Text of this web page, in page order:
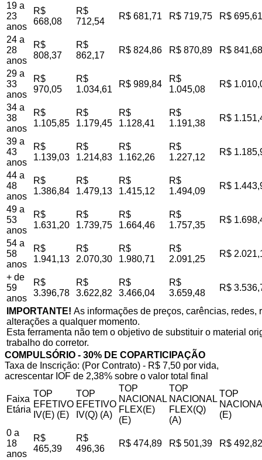
19 a
23
anos
R$
668,08
R$
712,54
R$ 681,71 R$ 719,75 R$ 695,61
24 a
28
anos
R$
808,37
R$
862,17
R$ 824,86 R$ 870,89 R$ 841,68
29 a
33
anos
R$
970,05
R$
1.034,61
R$ 989,84
R$
1.045,08
R$
34 a
38
anos
R$
1.105,85
R$
1.179,45
R$
1.128,41
R$
1.191,38
R$
39 a
43
anos
R$
1.139,03
R$
1.214,83
R$
1.162,26
R$
1.227,12
R$
44 a
48
anos
R$
1.386,84
R$
1.479,13
R$
1.415,12
R$
1.494,09
R$
49 a
53
anos
R$
1.631,20
R$
1.739,75
R$
1.664,46
R$
1.757,35
R$
54 a
58
anos
R$
1.941,13
R$
2.070,30
R$
1.980,71
R$
2.091,25
R$
+ de
59
anos
R$
3.396,78
R$
3.622,82
R$
3.466,04
R$
3.659,48
R$
IMPORTANTE! As informações de preços, carências,
alterações a qualquer momento.
Esta ferramenta não tem o objetivo de substituir o material
trabalho do corretor.
COMPULSÓRIO - 30% DE COPARTICIPAÇÃO
Taxa de Inscrição: (Por Contrato) - R$ 7,50 por vida,
acrescentar IOF de 2,38% sobre o valor total final
Faixa
Etária
TOP
EFETIVO
IV(E) (E)
TOP
EFETIVO
IV(Q) (A)
TOP
NACIONAL
FLEX(E)
(E)
TOP
NACIONAL
FLEX(Q)
(A)
TOP
(E)
0 a
18
anos
R$
465,39
R$
496,36
R$ 474,89 R$ 501,39 R$ 492,82